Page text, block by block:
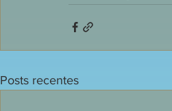
Posts recentes